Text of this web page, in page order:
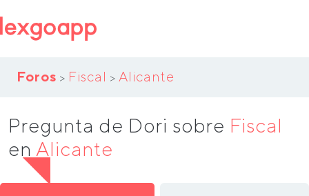
Foros > Fiscal > Alicante
Pregunta de Dori sobre Fiscal
en Alicante